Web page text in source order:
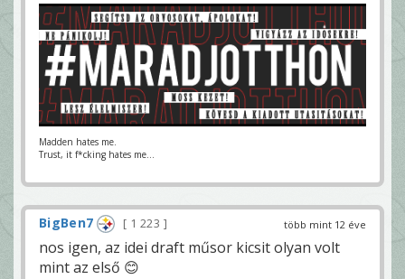
Madden hates me.
Trust, it f*cking hates me...
több mint 12 éve
BigBen7 1 223
nos igen, az idei draft műsor kicsit olyan volt
mint az első 😊